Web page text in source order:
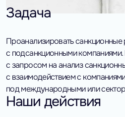
Задача
Проанализировать санкционные
с подсанкционными компаниями.
с запросом на анализ
с взаимодействием с
под международными или
Наши действия